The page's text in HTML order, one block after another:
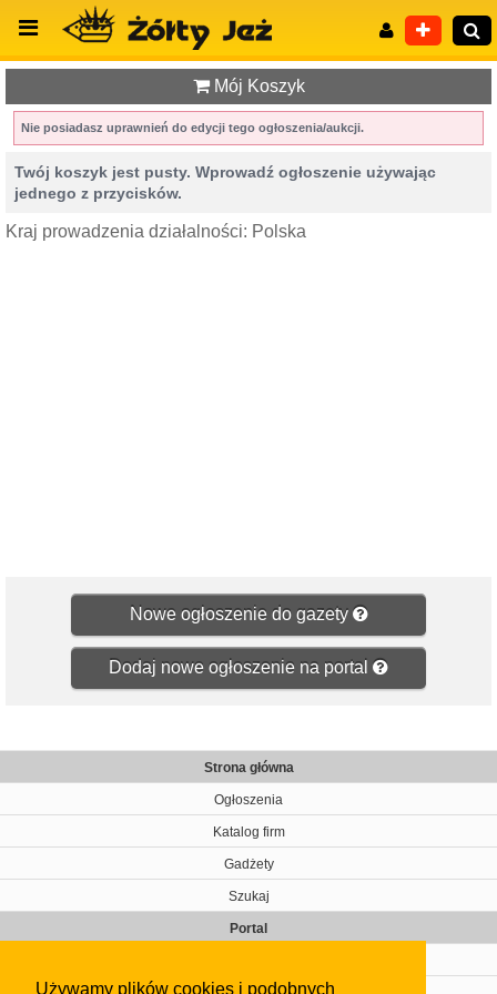
Używamy plików cookies i podobnych
Wyszukiwanie zaawansowane
Mój Koszyk
Nie posiadasz uprawnień do edycji tego ogłoszenia/aukcji.
Twój koszyk jest pusty. Wprowadź ogłoszenie używając
jednego z przycisków.
Kraj prowadzenia działalności: Polska
Nowe ogłoszenie do gazety
Dodaj nowe ogłoszenie na portal
Strona główna
Ogłoszenia
Katalog firm
Gadżety
Szukaj
Portal